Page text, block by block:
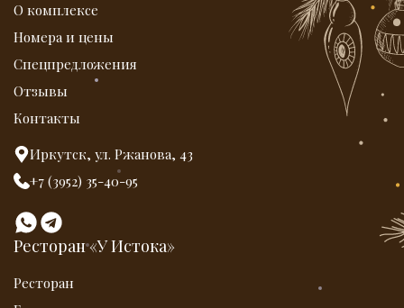
О комплексе
Номера и цены
Спецпредложения
Отзывы
Контакты
Иркутск, ул. Ржанова, 43
+7 (3952) 35-40-95
Ресторан «У Истока»
Ресторан